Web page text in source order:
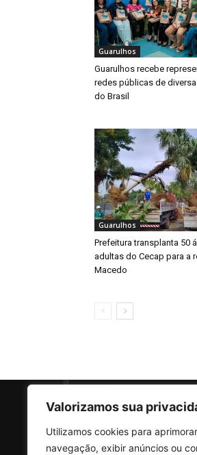
Valorizamos sua
Utilizamos cookies para
navegação, exibir anúncios ou
Guarulhos
Guarulhos recebe
redes públicas de
do Brasil
Guarulhos
Prefeitura transplanta 50
adultas do Cecap para a
Macedo